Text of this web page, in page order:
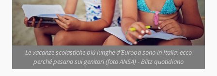
Le vacanze scolastiche più lunghe d’Europa sono in Italia: ecco
perché pesano sui genitori (foto ANSA) - Blitz quotidiano